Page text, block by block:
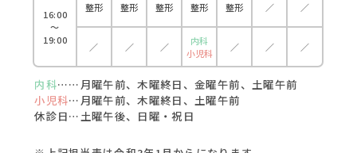
16:00
〜
19:00
整形 整形 整形 整形 整形 ／ ／
／ ／ ／
内科
小児科
／ ／ ／
内科……月曜午前、木曜終日、金曜午前、土曜午前
小児科…月曜午前、木曜終日、土曜午前
休診日…土曜午後、日曜・祝日